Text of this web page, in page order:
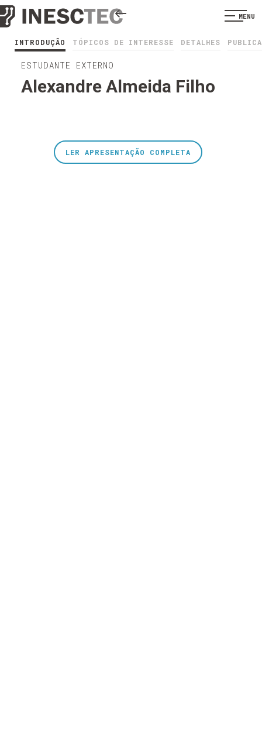
MENU
INTRODUÇÃO TÓPICOS DE INTERESSE DETALHES
ESTUDANTE EXTERNO
Alexandre Almeida Filho
LER APRESENTAÇÃO COMPLETA